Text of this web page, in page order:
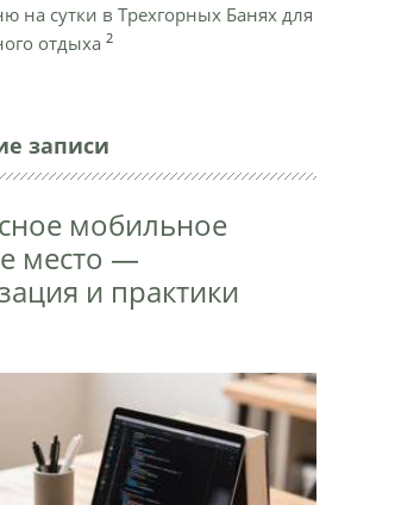
на сутки в Трехгорных Банях для
отдыха 2
записи
мобильное
место —
и практики